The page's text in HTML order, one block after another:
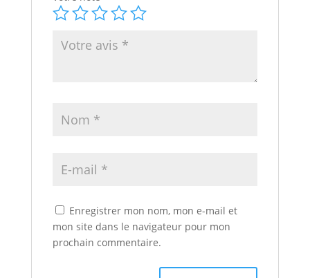
Enregistrer mon nom, mon e-mail et
mon site dans le navigateur pour mon
prochain commentaire.